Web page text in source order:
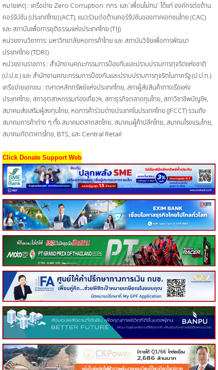
หมายเหตุ : เครือข่าย Zero Corruption: กกร. และ`เพื่อนไม่ทน` ได้แก่ องค์กรต่อต้าน
คอร์รัปชัน (ประเทศไทย) (ACT), แนวร่วมต่อต้านคอร์รัปชันของภาคเอกชนไทย (CAC)
และ สถาบันเพื่อการยุติธรรมแห่งประเทศไทย (TIJ)
หน่วยงานวิชาการ: มหาวิทยาลัยหอการค้าไทย และ สถาบันวิจัยเพื่อการพัฒนา
ประเทศไทย (TDRI)
หน่วยงานราชการ : สำนักงานคณะกรรมการป้องกันและปราบปรามการทุจริตแห่งชาติ
(ป.ป.ช.) และ สำนักงานคณะกรรมการป้องกันและปราบปรามการทุจริตในภาครัฐ (ป.ป.ท.)
เครือข่ายเอกชน : ตลาดหลักทรัพย์แห่งประเทศไทย, สภาผู้ส่งสินค้าทางเรือแห่ง
ประเทศไทย, สภาอุตสาหกรรมท่องเที่ยวฯ, สภาธุรกิจตลาดทุนไทย, สภาวิชาชีพบัญชีฯ,
สมาคมส่งเสริมผู้ลงทุนไทย, หอการค้าร่วมต่างประเทศในประเทศไทย (JFCCT) รวมถึง
สมาคมการค้าต่าง ๆ ทั้ง สมาคมตลาดสดไทย, สมาคมผู้ค้าปลีกไทย, สมาคมโรงแรมไทย,
สมาคมภัตตาคารไทย, BTS, และ Central Retail
Click Donate Support Web